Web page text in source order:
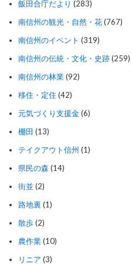
飯田合庁だより (283)
南信州の観光・自然・花(767)
南信州のイベント (319)
南信州の伝統・文化・史跡(259)
南信州の林業(92)
移住・定住 (42)
元気づくり支援金(6)
棚田 (13)
テイクアウト信州 (1)
県民の森 (14)
街並 (2)
路地裏 (1)
散歩(2)
農作業(10)
リニア (3)